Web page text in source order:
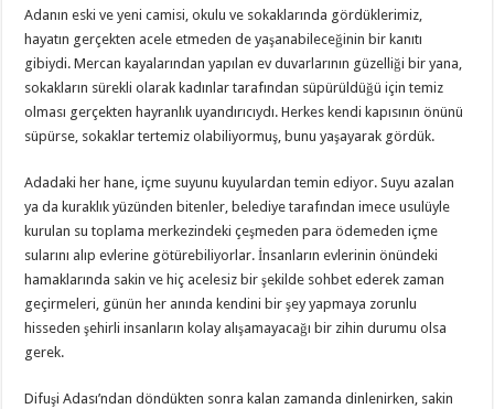
Adanın eski ve yeni camisi, okulu ve sokaklarında gördüklerimiz,
hayatın gerçekten acele etmeden de yaşanabileceğinin bir kanıtı
gibiydi. Mercan kayalarından yapılan ev duvarlarının güzelliği bir yana,
sokakların sürekli olarak kadınlar tarafından süpürüldüğü için temiz
olması gerçekten hayranlık uyandırıcıydı. Herkes kendi kapısının önünü
süpürse, sokaklar tertemiz olabiliyormuş, bunu yaşayarak gördük.
Adadaki her hane, içme suyunu kuyulardan temin ediyor. Suyu azalan
ya da kuraklık yüzünden bitenler, belediye tarafından imece usulüyle
kurulan su toplama merkezindeki çeşmeden para ödemeden içme
sularını alıp evlerine götürebiliyorlar. İnsanların evlerinin önündeki
hamaklarında sakin ve hiç acelesiz bir şekilde sohbet ederek zaman
geçirmeleri, günün her anında kendini bir şey yapmaya zorunlu
hisseden şehirli insanların kolay alışamayacağı bir zihin durumu olsa
gerek.
Difuşi Adası’ndan döndükten sonra kalan zamanda dinlenirken, sakin